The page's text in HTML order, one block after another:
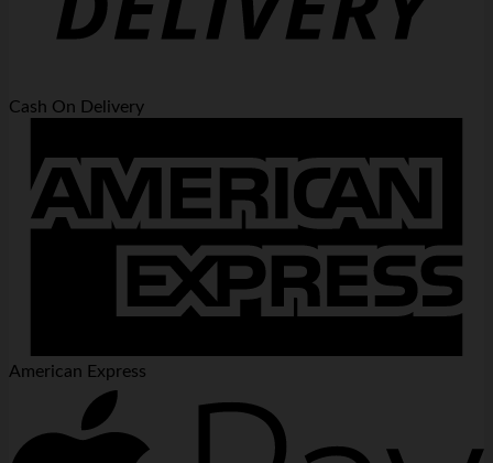
Cash On Delivery
American Express